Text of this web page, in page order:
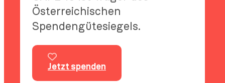
Österreichischen
Spendengütesiegels.
Jetzt spenden